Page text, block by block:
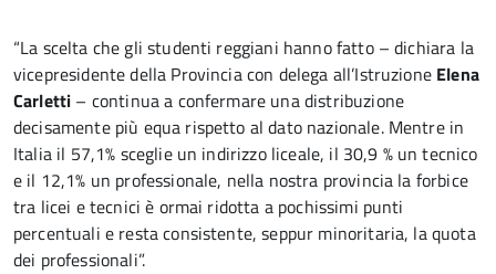
“La scelta che gli studenti reggiani hanno fatto – dichiara la
vicepresidente della Provincia con delega all’Istruzione Elena
Carletti – continua a confermare una distribuzione
decisamente più equa rispetto al dato nazionale. Mentre in
Italia il 57,1% sceglie un indirizzo liceale, il 30,9 % un tecnico
e il 12,1% un professionale, nella nostra provincia la forbice
tra licei e tecnici è ormai ridotta a pochissimi punti
percentuali e resta consistente, seppur minoritaria, la quota
dei professionali”.